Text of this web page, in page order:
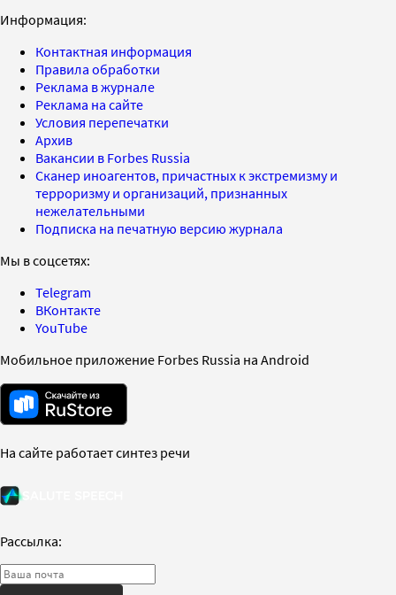
Информация:
Контактная информация
Правила обработки
Реклама в журнале
Реклама на сайте
Условия перепечатки
Архив
Вакансии в Forbes Russia
Сканер иноагентов, причастных к экстремизму и
терроризму и организаций, признанных
нежелательными
Подписка на печатную версию журнала
Мы в соцсетях:
Telegram
ВКонтакте
YouTube
Мобильное приложение Forbes Russia на Android
На сайте работает синтез речи
Рассылка: